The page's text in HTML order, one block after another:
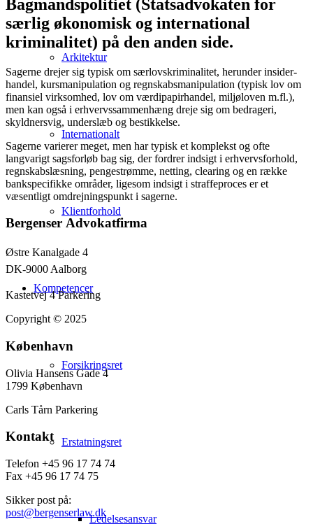
Arkitektur
Internationalt
Klientforhold
Kompetencer
Forsikringsret
Erstatningsret
Ledelsesansvar
Bagmandspolitiet (Statsadvokaten for
særlig økonomisk og international
kriminalitet) på den anden side.
Sagerne drejer sig typisk om særlovskriminalitet, herunder insider-
handel, kursmanipulation og regnskabsmanipulation (typisk lov om
finansiel virksomhed, lov om værdipapirhandel, miljøloven m.fl.),
men kan også i erhvervssammenhæng dreje sig om bedrageri,
skyldnersvig, underslæb og bestikkelse.
Sagerne varierer meget, men har typisk et komplekst og ofte
langvarigt sagsforløb bag sig, der fordrer indsigt i erhvervsforhold,
regnskabslæsning, pengestrømme, netting, clearing og en række
bankspecifikke områder, ligesom indsigt i straffeproces er et
væsentligt omdrejningspunkt i sagerne.
Bergenser Advokatfirma
Østre Kanalgade 4
DK-9000 Aalborg
Kastetvej 4 Parkering
Copyright © 2025
København
Olivia Hansens Gade 4
1799 København
Carls Tårn Parkering
Kontakt
Telefon +45 96 17 74 74
Fax +45 96 17 74 75
Sikker post på:
post@bergenserlaw.dk